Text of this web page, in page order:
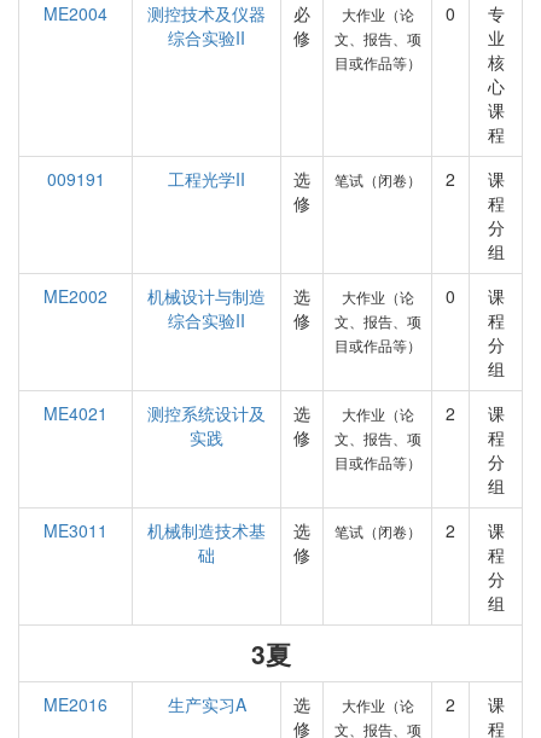
ME2004
测控技术及仪器
综合实验II
必
修
大作业（论
文、报告、项
目或作品等）
0
专
业
核
心
课
程
009191
工程光学II
选
修
笔试（闭卷） 2
课
程
分
组
ME2002
机械设计与制造
综合实验II
选
修
大作业（论
文、报告、项
目或作品等）
0
课
程
分
组
ME4021
测控系统设计及
实践
选
修
大作业（论
文、报告、项
目或作品等）
2
课
程
分
组
ME3011
机械制造技术基
础
选
修
笔试（闭卷） 2
课
程
分
组
3夏
ME2016 生产实习A
选
修
大作业（论
文、报告、项
2
课
程